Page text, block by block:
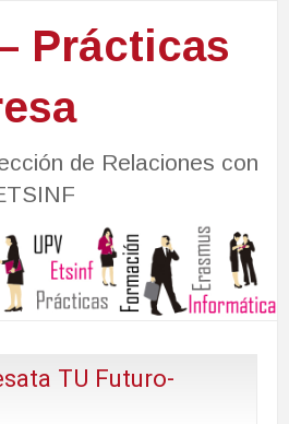
Prácticas
de Relaciones con
TU Futuro-